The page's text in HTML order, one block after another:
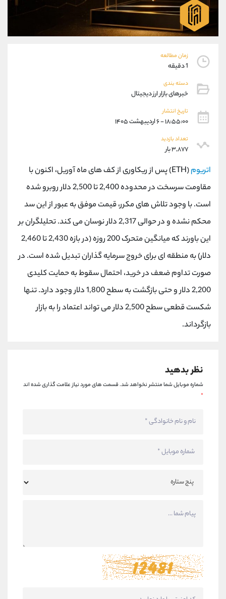
زمان مطالعه
1 دقیقه
دسته بندی
خبرهای بازار ارز دیجیتال
تاریخ انتشار
۱۸:۵۵:۰۰ - ۶ اردیبهشت ۱۴۰۵
تعداد بازدید
۳,۸۷۷ بار
اتریوم
(ETH) پس از ریکاوری از کف های ماه آوریل، اکنون با
مقاومت سرسخت در محدوده 2,400 تا 2,500 دلار روبرو شده
است. با وجود تلاش های مکرر، قیمت موفق به عبور از این سد
محکم نشده و در حوالی 2,317 دلار نوسان می کند. تحلیلگران بر
این باورند که میانگین متحرک 200 روزه (در بازه 2,430 تا 2,460
دلار) به منطقه ای برای خروج سرمایه گذاران تبدیل شده است. در
صورت تداوم ضعف در خرید، احتمال سقوط به حمایت کلیدی
2,200 دلار و حتی بازگشت به سطح 1,800 دلار وجود دارد. تنها
شکست قطعی سطح 2,500 دلار می تواند اعتماد را به بازار
بازگرداند.
نظر بدهید
شماره موبایل شما منتشر نخواهد شد.قسمت های مورد نیاز علامت گذاری شده اند
*
09927779040
واتساپ
تلگرام @Armteam_admin_por
پشتیبان فروش
موبایل
واتساپ
تلگرام
داخلی
اطلاعات تماس
تلفن 021-22021030
بدون پیش شماره 90001030
اینستاگرام @alireza.mehrabii
کانال تلگرام @alirezamehrabi_com